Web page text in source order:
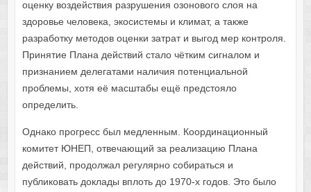
оценку воздействия разрушения озонового слоя на
здоровье человека, экосистемы и климат, а также
разработку методов оценки затрат и выгод мер контроля.
Принятие Плана действий стало чётким сигналом и
признанием делегатами наличия потенциальной
проблемы, хотя её масштабы ещё предстояло
определить.
Однако прогресс был медленным. Координационный
комитет ЮНЕП, отвечающий за реализацию Плана
действий, продолжал регулярно собираться и
публиковать доклады вплоть до 1970-х годов. Это было